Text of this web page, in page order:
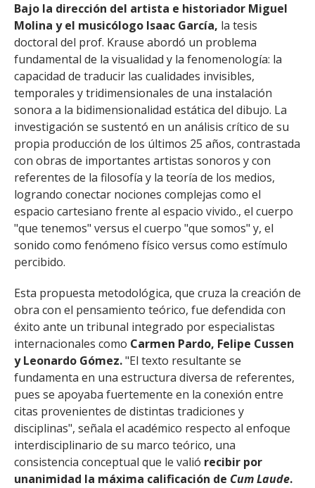
Bajo la dirección del artista e historiador Miguel
Molina y el musicólogo Isaac García, la tesis
doctoral del prof. Krause abordó un problema
fundamental de la visualidad y la fenomenología: la
capacidad de traducir las cualidades invisibles,
temporales y tridimensionales de una instalación
sonora a la bidimensionalidad estática del dibujo. La
investigación se sustentó en un análisis crítico de su
propia producción de los últimos 25 años, contrastada
con obras de importantes artistas sonoros y con
referentes de la filosofía y la teoría de los medios,
logrando conectar nociones complejas como el
espacio cartesiano frente al espacio vivido., el cuerpo
"que tenemos" versus el cuerpo "que somos" y, el
sonido como fenómeno físico versus como estímulo
percibido.
Esta propuesta metodológica, que cruza la creación de
obra con el pensamiento teórico, fue defendida con
éxito ante un tribunal integrado por especialistas
internacionales como Carmen Pardo, Felipe Cussen
y Leonardo Gómez."El texto resultante se
fundamenta en una estructura diversa de referentes,
pues se apoyaba fuertemente en la conexión entre
citas provenientes de distintas tradiciones y
disciplinas", señala el académico respecto al enfoque
interdisciplinario de su marco teórico, una
consistencia conceptual que le valió recibir por
unanimidad la máxima calificación de Cum Laude.